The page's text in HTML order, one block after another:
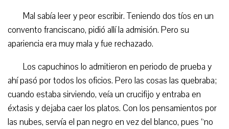
Mal sabía leer y peor escribir. Teniendo dos tíos en un
convento franciscano, pidió allí la admisión. Pero su
apariencia era muy mala y fue rechazado.
Los capuchinos lo admitieron en periodo de prueba y
ahí pasó por todos los oficios. Pero las cosas las quebraba;
cuando estaba sirviendo, veía un crucifijo y entraba en
éxtasis y dejaba caer los platos. Con los pensamientos por
las nubes, servía el pan negro en vez del blanco, pues “no